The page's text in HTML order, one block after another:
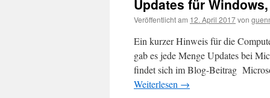
Updates für
Veröffentlicht am 12. April 2017von
Ein kurzer Hinweis für die
gab es jede Menge Updates bei
findet sich im Blog-Beitrag
Weiterlesen →